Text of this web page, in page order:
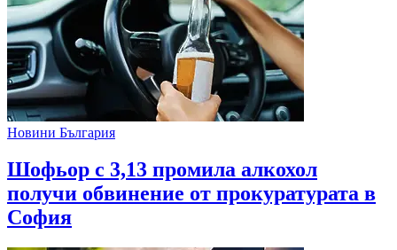
Новини България
Шофьор с 3,13 промила алкохол
получи обвинение от прокуратурата в
София